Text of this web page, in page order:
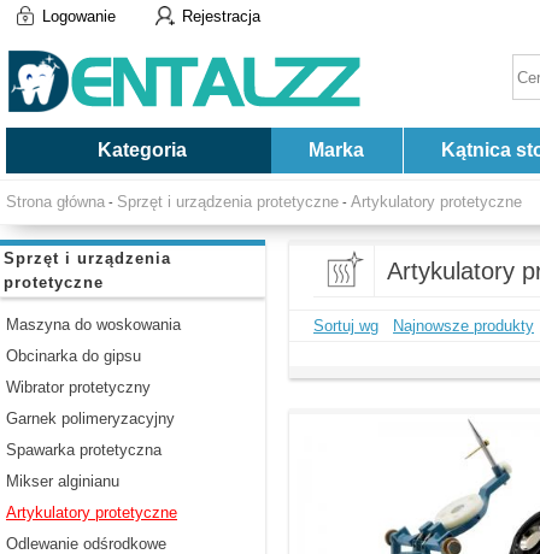
Logowanie Rejestracja
Kategoria Marka Kątnica
Strona główna - Sprzęt i urządzenia protetyczne - Artykulatory protetyczne
Sprzęt i urządzenia
protetyczne
Maszyna do woskowania
Obcinarka do gipsu
Wibrator protetyczny
Garnek polimeryzacyjny
Spawarka protetyczna
Mikser alginianu
Artykulatory protetyczne
Odlewanie odśrodkowe
Artykulatory
Sortuj wg Najnowsze produkty